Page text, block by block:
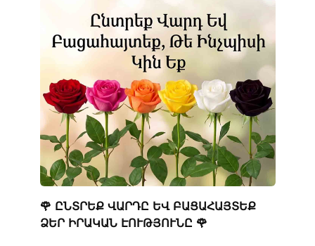
🌹 ԸՆՏՐԵՔ ՎԱՐԴԸ ԵՎ ԲԱՑԱՀԱՅՏԵՔ
ՁԵՐ ԻՐԱԿԱՆ ԷՈՒԹՅՈՒՆԸ 🌹